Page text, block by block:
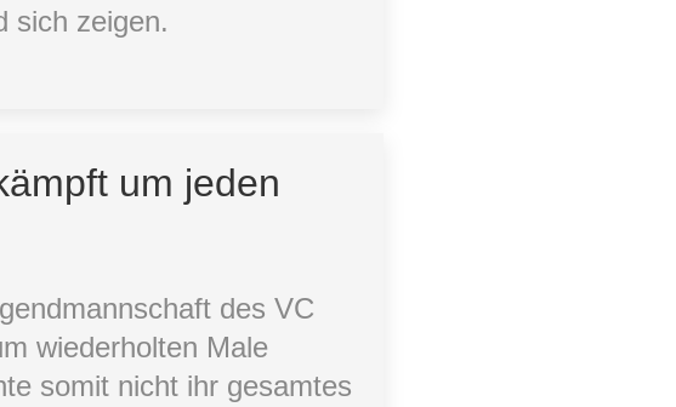
sich zeigen.
um jeden
des VC
wiederholten Male
somit nicht ihr gesamtes